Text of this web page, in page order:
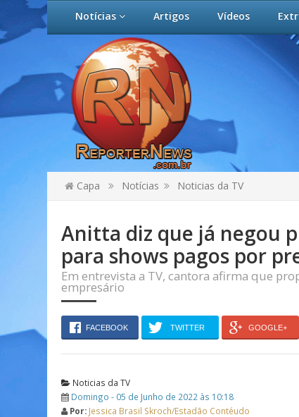
Notícias Artigos Vídeos
Capa Notícias Noticias da TV
Anitta diz que já negou
para shows pagos por
Em entrevista a TV, cantora afirma que
empresário
FACEBOOK TWITTER GOOGLE+
Noticias da TV
Domingo - 05 de Junho de 2022 às 10:18
Por: Jessica Brasil Skroch/Estadão Contéudo